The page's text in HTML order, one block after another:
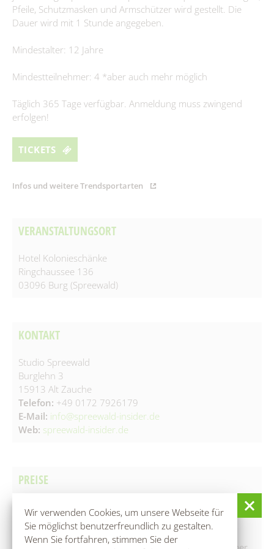
Fundtiere
Spielplätze
Tourismus
Wir verwenden Cookies, um unsere Webseite für
Sie möglichst benutzerfreundlich zu gestalten.
Wenn Sie fortfahren, stimmen Sie der
Pfeile, Schutzmasken und Armschützer wird gestellt. Die
Dauer wird mit 1 Stunde angegeben.
Mindestalter: 12 Jahre
Mindestteilnehmer: 4 *aber auch mehr möglich
Täglich 365 Tage verfügbar. Anmeldung muss zwingend
erfolgen!
TICKETS
Infos und weitere Trendsportarten
VERANSTALTUNGSORT
Hotel Kolonieschänke
Ringchaussee 136
03096 Burg (Spreewald)
KONTAKT
Studio Spreewald
Burglehn 3
15913 Alt Zauche
Telefon: +49 0172 7926179
E-Mail: info@spreewald-insider.de
Web: spreewald-insider.de
PREISE
Erwachsene: 30 €
Beschreibung: Regulärer Einzelpreis /Stunde